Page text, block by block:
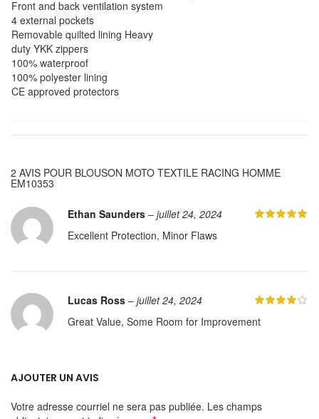
Front and back ventilation system
4 external pockets
Removable quilted lining Heavy
duty YKK zippers
100% waterproof
100% polyester lining
CE approved protectors
2 AVIS POUR BLOUSON MOTO TEXTILE RACING HOMME
EM10353
Ethan Saunders – juillet 24, 2024
Excellent Protection, Minor Flaws
Lucas Ross – juillet 24, 2024
Great Value, Some Room for Improvement
AJOUTER UN AVIS
Votre adresse courriel ne sera pas publiée. Les champs